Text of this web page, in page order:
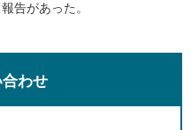
告があった。
わせ